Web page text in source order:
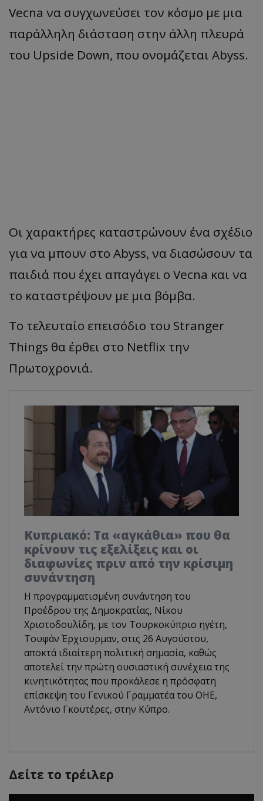
Vecna να συγχωνεύσει τον κόσμο με μια
παράλληλη διάσταση στην άλλη πλευρά
του Upside Down, που ονομάζεται Abyss.
Οι χαρακτήρες καταστρώνουν ένα σχέδιο
για να μπουν στο Abyss, να διασώσουν τα
παιδιά που έχει απαγάγει ο Vecna και να
το καταστρέψουν με μια βόμβα.
Το τελευταίο επεισόδιο του Stranger
Things θα έρθει στο Netflix την
Πρωτοχρονιά.
Κυπριακό: Τα «αγκάθια» που θα
κρίνουν τις εξελίξεις και οι
διαφωνίες πριν από την κρίσιμη
συνάντηση
Η προγραμματισμένη συνάντηση του
Προέδρου της Δημοκρατίας, Νίκου
Χριστοδουλίδη, με τον Τουρκοκύπριο ηγέτη,
Τουφάν Έρχιουρμαν, στις 26 Αυγούστου,
αποκτά ιδιαίτερη πολιτική σημασία, καθώς
αποτελεί την πρώτη ουσιαστική συνέχεια της
κινητικότητας που προκάλεσε η πρόσφατη
επίσκεψη του Γενικού Γραμματέα του ΟΗΕ,
Αντόνιο Γκουτέρες, στην Κύπρο.
Δείτε το τρέιλερ